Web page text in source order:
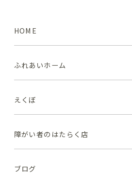
HOME
ふれあいホーム
えくぼ
障がい者のはたらく店
ブログ